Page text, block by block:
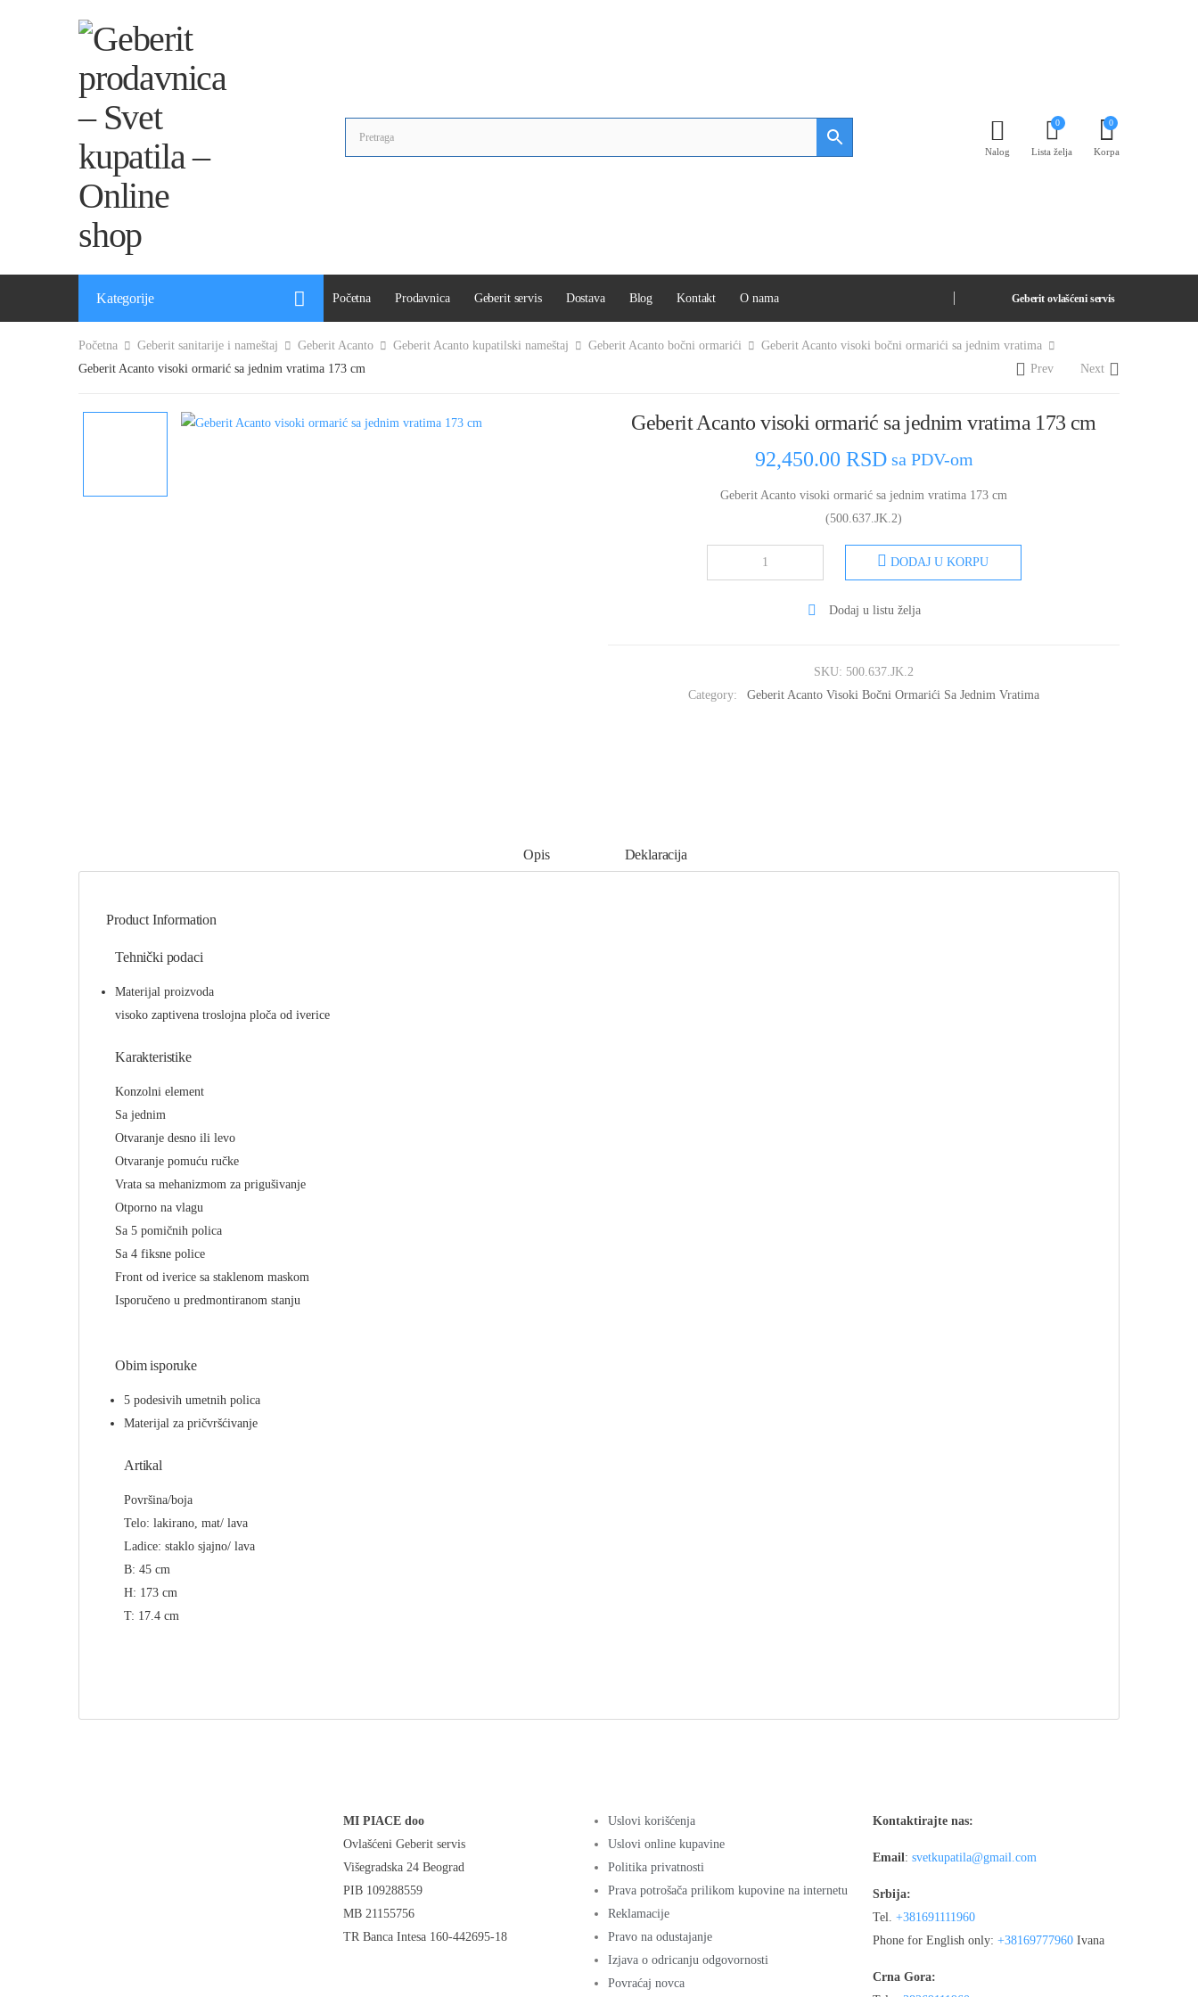
Nalog
0
Lista želja
0
Korpa
Kategorije Početna Prodavnica Geberit servis Dostava Blog Kontakt O nama Geberit ovlašćeni servis
Početna Geberit sanitarije i nameštaj Geberit Acanto Geberit Acanto kupatilski nameštaj Geberit Acanto bočni ormarići
Geberit Acanto visoki bočni ormarići sa jednim vratima
Geberit Acanto visoki ormarić sa jednim vratima 173 cm
Prev Next
Geberit Acanto visoki ormarić sa jednim vratima 173 cm
92,450.00 RSDsa PDV-om
Geberit Acanto visoki ormarić sa jednim vratima 173 cm
(500.637.JK.2)
DODAJ U KORPU
Dodaj u listu želja
SKU: 500.637.JK.2
Category:
Geberit Acanto Visoki Bočni Ormarići Sa Jednim Vratima
Opis Deklaracija
Product Information
Tehnički podaci
Materijal proizvoda
visoko zaptivena troslojna ploča od iverice
Karakteristike
Konzolni element
Sa jednim
Otvaranje desno ili levo
Otvaranje pomuću ručke
Vrata sa mehanizmom za prigušivanje
Otporno na vlagu
Sa 5 pomičnih polica
Sa 4 fiksne police
Front od iverice sa staklenom maskom
Isporučeno u predmontiranom stanju
Obim isporuke
5 podesivih umetnih polica
Materijal za pričvršćivanje
Artikal
Površina/boja
Telo: lakirano, mat/ lava
Ladice: staklo sjajno/ lava
B: 45 cm
H: 173 cm
T: 17.4 cm
MI PIACE doo
Ovlašćeni Geberit servis
Višegradska 24 Beograd
PIB 109288559
MB 21155756
TR Banca Intesa 160-442695-18
Uslovi korišćenja
Uslovi online kupavine
Politika privatnosti
Prava potrošača prilikom kupovine na internetu
Reklamacije
Pravo na odustajanje
Izjava o odricanju odgovornosti
Povraćaj novca
Kontaktirajte nas:
Email: svetkupatila@gmail.com
Srbija:
Tel. +381691111960
Phone for English only: +38169777960 Ivana
Crna Gora: